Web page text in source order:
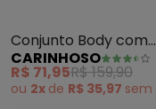
Conjunto Body com
Vestido Menina (Off
White)
CARINHOSO
R$ 71,95R$ 159,90
ou 2x de R$ 35,97 sem